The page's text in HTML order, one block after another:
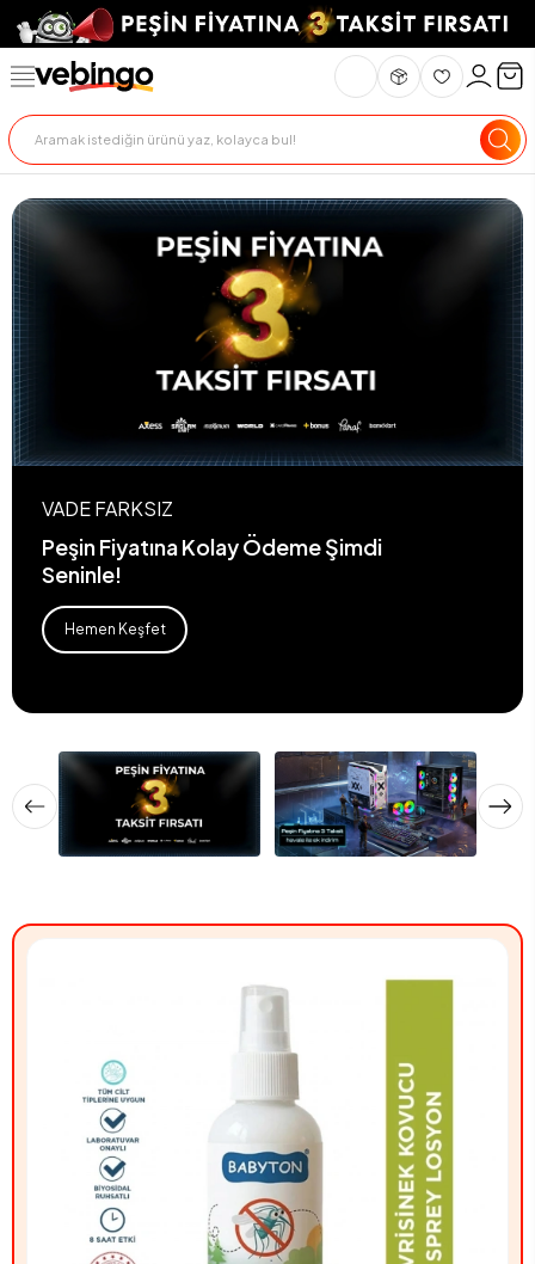
VADE FARKSIZ
Peşin Fiyatına Kolay Ödeme Şimdi
Seninle!
Hemen Keşfet